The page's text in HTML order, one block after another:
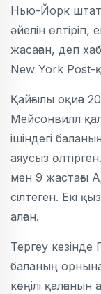
Нью-Йорк
әйелін
жасаған, деп
New York Post-
Қайғылы оқиға
Мейсонвилл
ішіндегі
аяусыз
мен 9 жастағы
сілтеген. Екі
алған.
Тергеу кезінде
баланың
көңілі қалғанын